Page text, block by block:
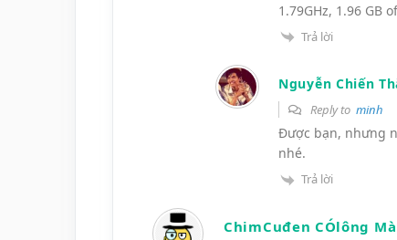
1.79GHz, 1.96 GB
Trả lời
Nguyễn Chiến
Reply to minh
Được bạn, nhưng
nhé.
Trả lời
ChimCuđen CÓlông